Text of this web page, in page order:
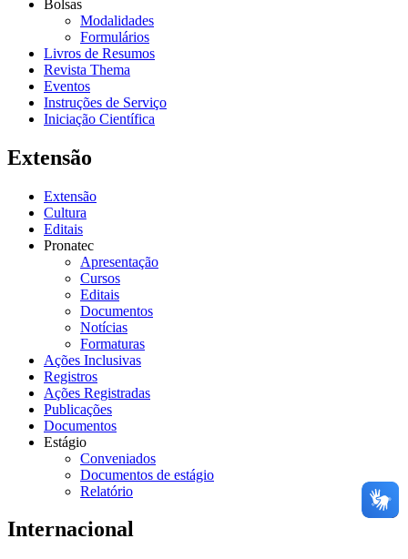
Bolsas
Modalidades
Formulários
Livros de Resumos
Revista Thema
Eventos
Instruções de Serviço
Iniciação Científica
Extensão
Extensão
Cultura
Editais
Pronatec
Apresentação
Cursos
Editais
Documentos
Notícias
Formaturas
Ações Inclusivas
Registros
Ações Registradas
Publicações
Documentos
Estágio
Conveniados
Documentos de estágio
Relatório
Internacional